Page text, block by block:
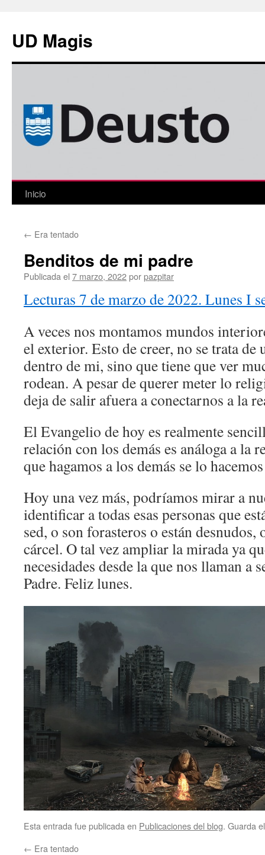
contenido
UD Magis
Inicio
← Era tentado
Benditos de mi padre
Publicada el 7 marzo, 2022porpazpitar
Lecturas 7 de marzo de 2022. Lunes I
A veces nos montamos mundos
el exterior. Esto de creer, no se trata de
dentro de mi, sino que tiene que ver
rodean. A pesar de querer meter lo
deja de salir afuera a conectarnos a la
El Evangelio de hoy es realmente
relación con los demás es análoga a la
que hagamos a los demás se lo
Hoy una vez más, podríamos mirar a
identificar a todas esas personas que
sed, o son forasteros o están desnudos,
cárcel. O tal vez ampliar la mirada ya
necesidades desde la que nos llaman a
Padre. Feliz lunes.
Esta entrada fue publicada en Publicaciones del blog. Guarda
← Era tentado